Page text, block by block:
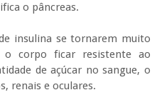
o pâncreas.
insulina se tornarem muito
corpo ficar resistente ao
de açúcar no sangue, o
renais e oculares.